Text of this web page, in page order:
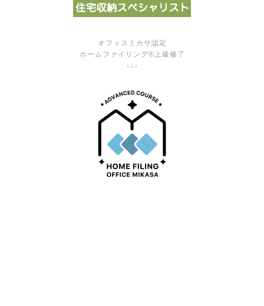
オフィスミカサ認定
ホームファイリング®上級修了
↓↓↓